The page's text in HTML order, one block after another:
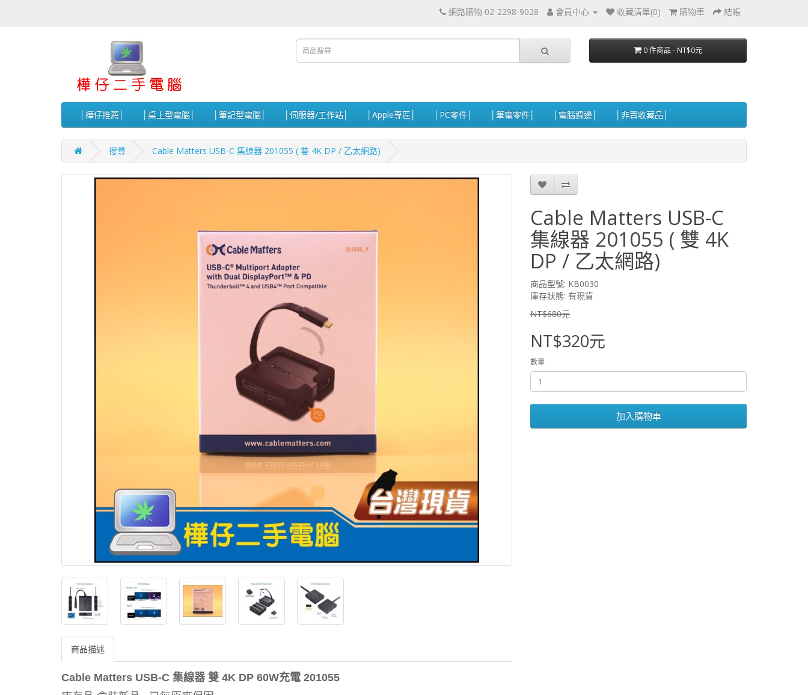
網路購物 02-2298-9028 會員中心 收藏清單(0) 購物車 結帳
0 件商品 - NT$0元
│樺仔推薦│ │桌上型電腦│ │筆記型電腦│ │伺服器/工作站│ │Apple專區│ │PC零件│ │筆電零件│ │電腦週邊│ │非賣收藏品│
搜尋 Cable Matters USB-C 集線器 201055 ( 雙 4K DP / 乙太網路)
商品描述
Cable Matters USB-C 集線器 雙 4K DP 60W充電 201055
Cable Matters USB-C
集線器 201055 ( 雙 4K
DP / 乙太網路)
商品型號: KB0030
庫存狀態: 有現貨
NT$680元
NT$320元
數量
加入購物車